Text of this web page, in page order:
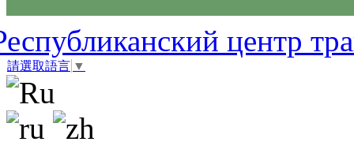
центр
請選取語言 ▼